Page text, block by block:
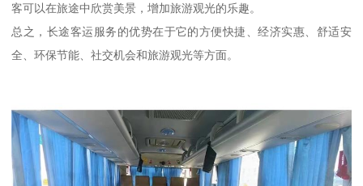
客可以在旅途中欣赏美景，增加旅游观光的乐趣。
总之，长途客运服务的优势在于它的方便快捷、经济实惠、舒适安
全、环保节能、社交机会和旅游观光等方面。